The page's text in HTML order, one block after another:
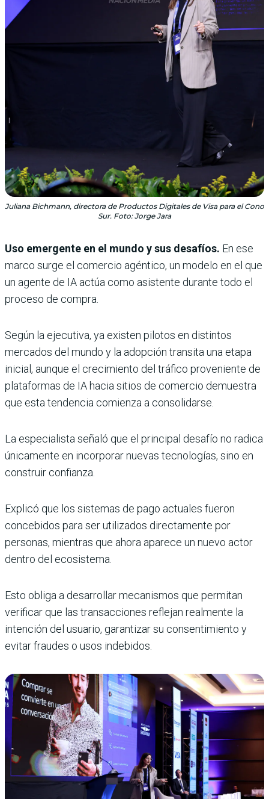
Juliana Bichmann, directora de Productos Digitales de Visa para el Cono
Sur. Foto: Jorge Jara
Uso emergente en el mundo y sus desafíos. En ese
marco surge el comercio agéntico, un modelo en el que
un agente de IA actúa como asistente durante todo el
proceso de compra.
Según la ejecutiva, ya existen pilotos en distintos
mercados del mundo y la adopción transita una etapa
inicial, aunque el crecimiento del tráfico proveniente de
plataformas de IA hacia sitios de comercio demuestra
que esta tendencia comienza a consolidarse.
La especialista señaló que el principal desafío no radica
únicamente en incorporar nuevas tecnologías, sino en
construir confianza.
Explicó que los sistemas de pago actuales fueron
concebidos para ser utilizados directamente por
personas, mientras que ahora aparece un nuevo actor
dentro del ecosistema.
Esto obliga a desarrollar mecanismos que permitan
verificar que las transacciones reflejan realmente la
intención del usuario, garantizar su consentimiento y
evitar fraudes o usos indebidos.